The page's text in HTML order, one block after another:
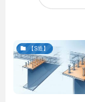
【S造】